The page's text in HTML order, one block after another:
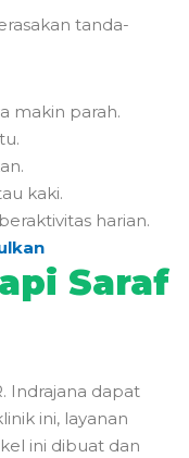
tanda-
makin parah.
kaki.
harian.
Saraf
Indrajana dapat
ini, layanan
ini dibuat dan